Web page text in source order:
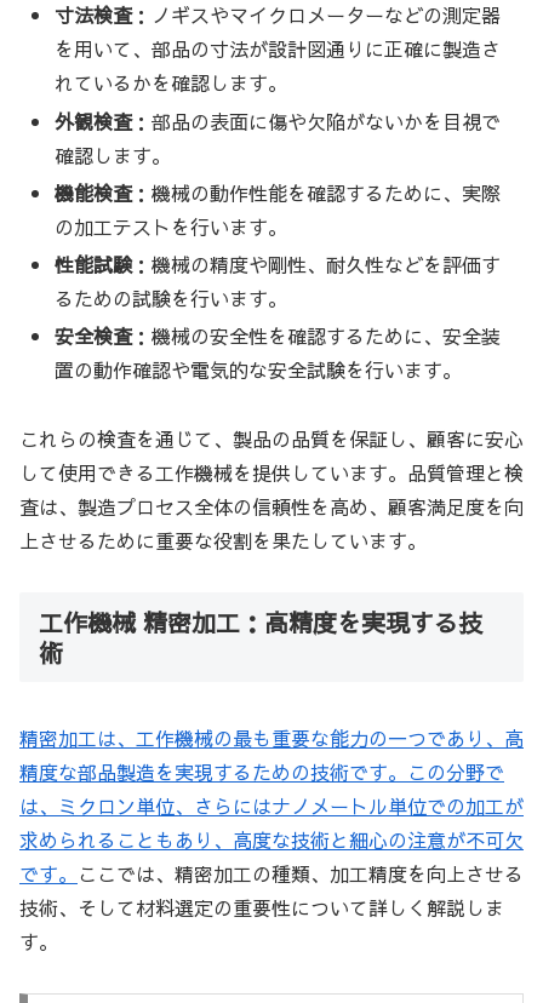
寸法検査：ノギスやマイクロメーターなどの測定器
を用いて、部品の寸法が設計図通りに正確に製造さ
れているかを確認します。
外観検査：部品の表面に傷や欠陥がないかを目視で
確認します。
機能検査：機械の動作性能を確認するために、実際
の加工テストを行います。
性能試験：機械の精度や剛性、耐久性などを評価す
るための試験を行います。
安全検査：機械の安全性を確認するために、安全装
置の動作確認や電気的な安全試験を行います。
これらの検査を通じて、製品の品質を保証し、顧客に安心
して使用できる工作機械を提供しています。品質管理と検
査は、製造プロセス全体の信頼性を高め、顧客満足度を向
上させるために重要な役割を果たしています。
工作機械 精密加工：高精度を実現する技
術
精密加工は、工作機械の最も重要な能力の一つであり、高
精度な部品製造を実現するための技術です。この分野で
は、ミクロン単位、さらにはナノメートル単位での加工が
求められることもあり、高度な技術と細心の注意が不可欠
です。 ここでは、精密加工の種類、加工精度を向上させる
技術、そして材料選定の重要性について詳しく解説しま
す。